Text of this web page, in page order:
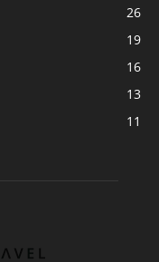
26
19
16
13
11